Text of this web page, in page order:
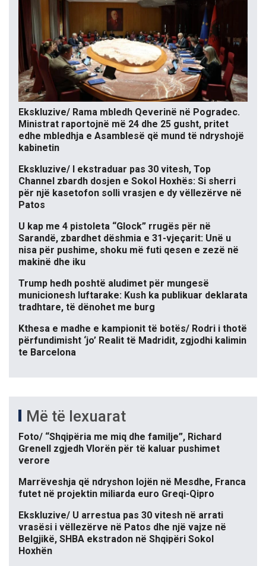
Ekskluzive/ Rama mbledh Qeverinë në Pogradec.
Ministrat raportojnë më 24 dhe 25 gusht, pritet
edhe mbledhja e Asamblesë që mund të ndryshojë
kabinetin
Ekskluzive/ I ekstraduar pas 30 vitesh, Top
Channel zbardh dosjen e Sokol Hoxhës: Si sherri
për një kasetofon solli vrasjen e dy vëllezërve në
Patos
U kap me 4 pistoleta “Glock” rrugës për në
Sarandë, zbardhet dëshmia e 31-vjeçarit: Unë u
nisa për pushime, shoku më futi qesen e zezë në
makinë dhe iku
Trump hedh poshtë aludimet për mungesë
municionesh luftarake: Kush ka publikuar deklarata
tradhtare, të dënohet me burg
Kthesa e madhe e kampionit të botës/ Rodri i thotë
përfundimisht ‘jo’ Realit të Madridit, zgjodhi kalimin
te Barcelona
Më të lexuarat
Foto/ “Shqipëria me miq dhe familje”, Richard
Grenell zgjedh Vlorën për të kaluar pushimet
verore
Marrëveshja që ndryshon lojën në Mesdhe, Franca
futet në projektin miliarda euro Greqi-Qipro
Ekskluzive/ U arrestua pas 30 vitesh në arrati
vrasësi i vëllezërve në Patos dhe një vajze në
Belgjikë, SHBA ekstradon në Shqipëri Sokol
Hoxhën